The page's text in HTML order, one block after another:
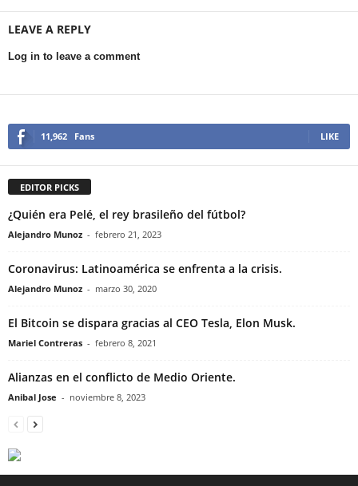
LEAVE A REPLY
Log in to leave a comment
11,962 Fans LIKE
EDITOR PICKS
¿Quién era Pelé, el rey brasileño del fútbol?
Alejandro Munoz - febrero 21, 2023
Coronavirus: Latinoamérica se enfrenta a la crisis.
Alejandro Munoz - marzo 30, 2020
El Bitcoin se dispara gracias al CEO Tesla, Elon Musk.
Mariel Contreras - febrero 8, 2021
Alianzas en el conflicto de Medio Oriente.
Anibal Jose - noviembre 8, 2023